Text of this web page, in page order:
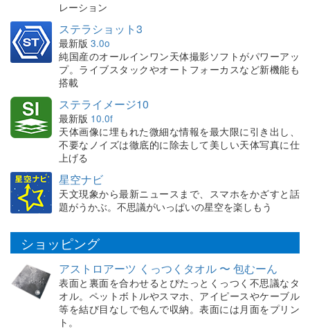
レーション
ステラショット3
最新版 3.0o
純国産のオールインワン天体撮影ソフトがパワーアッ
プ。ライブスタックやオートフォーカスなど新機能も
搭載
ステライメージ10
最新版 10.0f
天体画像に埋もれた微細な情報を最大限に引き出し、
不要なノイズは徹底的に除去して美しい天体写真に仕
上げる
星空ナビ
天文現象から最新ニュースまで、スマホをかざすと話
題がうかぶ。不思議がいっぱいの星空を楽しもう
ショッピング
アストロアーツ くっつくタオル 〜 包むーん
表面と裏面を合わせるとぴたっとくっつく不思議なタ
オル。ペットボトルやスマホ、アイピースやケーブル
等を結び目なしで包んで収納。表面には月面をプリン
ト。